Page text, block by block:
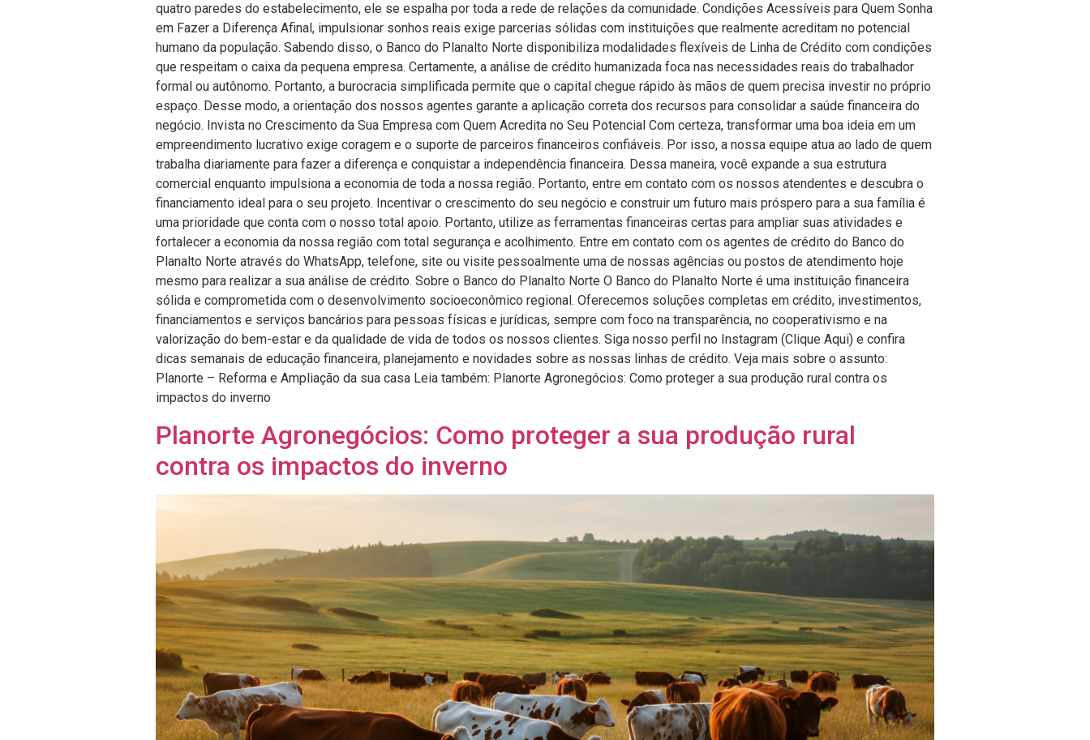
quatro paredes do estabelecimento, ele se espalha por toda a rede de relações da comunidade. Condições Acessíveis para Quem Sonha
em Fazer a Diferença Afinal, impulsionar sonhos reais exige parcerias sólidas com instituições que realmente acreditam no potencial
humano da população. Sabendo disso, o Banco do Planalto Norte disponibiliza modalidades flexíveis de Linha de Crédito com condições
que respeitam o caixa da pequena empresa. Certamente, a análise de crédito humanizada foca nas necessidades reais do trabalhador
formal ou autônomo. Portanto, a burocracia simplificada permite que o capital chegue rápido às mãos de quem precisa investir no próprio
espaço. Desse modo, a orientação dos nossos agentes garante a aplicação correta dos recursos para consolidar a saúde financeira do
negócio. Invista no Crescimento da Sua Empresa com Quem Acredita no Seu Potencial Com certeza, transformar uma boa ideia em um
empreendimento lucrativo exige coragem e o suporte de parceiros financeiros confiáveis. Por isso, a nossa equipe atua ao lado de quem
trabalha diariamente para fazer a diferença e conquistar a independência financeira. Dessa maneira, você expande a sua estrutura
comercial enquanto impulsiona a economia de toda a nossa região. Portanto, entre em contato com os nossos atendentes e descubra o
financiamento ideal para o seu projeto. Incentivar o crescimento do seu negócio e construir um futuro mais próspero para a sua família é
uma prioridade que conta com o nosso total apoio. Portanto, utilize as ferramentas financeiras certas para ampliar suas atividades e
fortalecer a economia da nossa região com total segurança e acolhimento. Entre em contato com os agentes de crédito do Banco do
Planalto Norte através do WhatsApp, telefone, site ou visite pessoalmente uma de nossas agências ou postos de atendimento hoje
mesmo para realizar a sua análise de crédito. Sobre o Banco do Planalto Norte O Banco do Planalto Norte é uma instituição financeira
sólida e comprometida com o desenvolvimento socioeconômico regional. Oferecemos soluções completas em crédito, investimentos,
financiamentos e serviços bancários para pessoas físicas e jurídicas, sempre com foco na transparência, no cooperativismo e na
valorização do bem-estar e da qualidade de vida de todos os nossos clientes. Siga nosso perfil no Instagram (Clique Aqui) e confira
dicas semanais de educação financeira, planejamento e novidades sobre as nossas linhas de crédito. Veja mais sobre o assunto:
Planorte – Reforma e Ampliação da sua casa Leia também: Planorte Agronegócios: Como proteger a sua produção rural contra os
impactos do inverno
Planorte Agronegócios: Como proteger a sua produção rural
contra os impactos do inverno